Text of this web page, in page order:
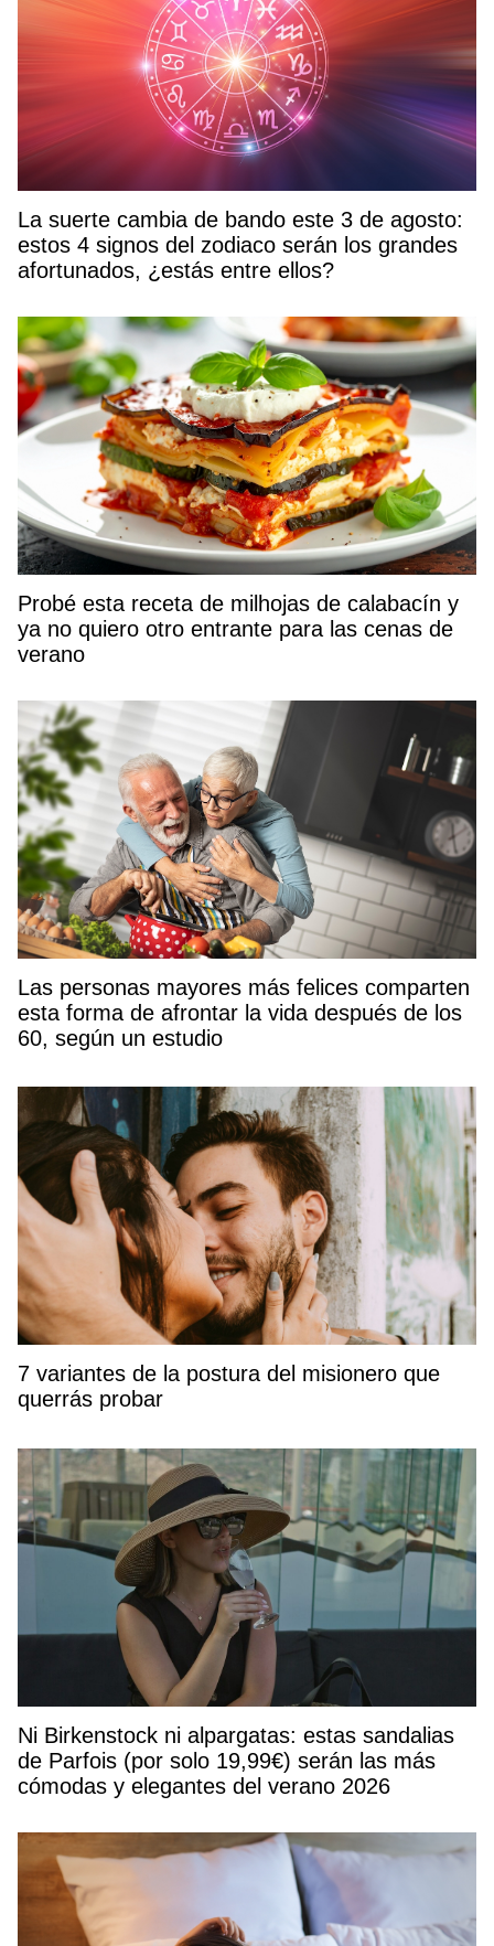
La suerte cambia de bando este 3 de agosto:
estos 4 signos del zodiaco serán los grandes
afortunados, ¿estás entre ellos?
Probé esta receta de milhojas de calabacín y
ya no quiero otro entrante para las cenas de
verano
Las personas mayores más felices comparten
esta forma de afrontar la vida después de los
60, según un estudio
7 variantes de la postura del misionero que
querrás probar
Ni Birkenstock ni alpargatas: estas sandalias
de Parfois (por solo 19,99€) serán las más
cómodas y elegantes del verano 2026